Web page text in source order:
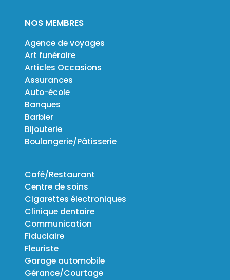
NOS MEMBRES
Agence de voyages
Art funéraire
Articles Occasions
Assurances
Auto-école
Banques
Barbier
Bijouterie
Boulangerie/Pâtisserie
Café/Restaurant
Centre de soins
Cigarettes électroniques
Clinique dentaire
Communication
Fiduciaire
Fleuriste
Garage automobile
Gérance/Courtage